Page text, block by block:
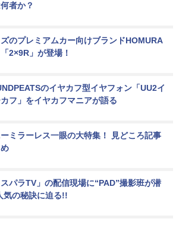
者か？
のプレミアムカー向けブランドHOMURA
2×9R」が登場！
のイヤカフ型イヤフォン「UU2イ
フ」をイヤカフマニアが語る
ミラーレス一眼の大特集！ 見どころ記事
スパラTV」の配信現場に“PAD”撮影班が潜
気の秘訣に迫る!!